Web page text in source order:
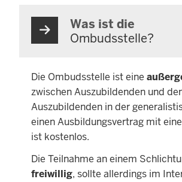
Was ist die
Ombudsstelle?
Die Ombudsstelle ist eine
zwischen Auszubildenden und
Auszubildenden in der
einen Ausbildungsvertrag mit
ist kostenlos.
Die Teilnahme an einem
freiwillig, sollte allerdings im